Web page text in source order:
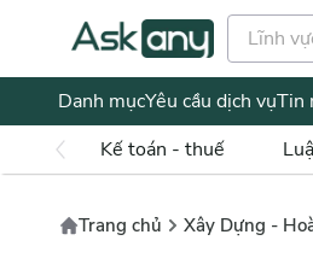
Danh mụcYêu cầu dịch vụTin
Kế toán - thuế
Trang chủ Xây Dựng -